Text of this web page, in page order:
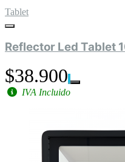
Tablet
Reflector Led Tablet
$38.900
IVA Incluido